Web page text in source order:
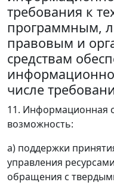
требования к
программным,
правовым и
средствам
числе
11. Информационная
возможность:
а) поддержки
управления
обращения с